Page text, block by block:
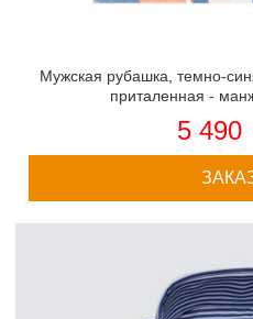
Мужская рубашка, темно-
приталенная -
5 490